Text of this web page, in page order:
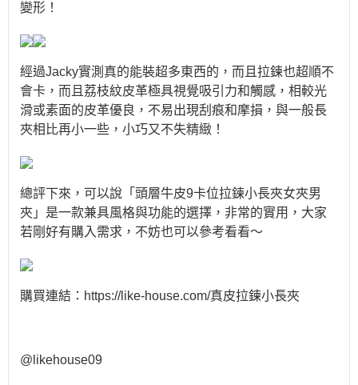
變形！
經過Jacky實測真的能裝超多東西的，而且拉鍊也超順不
會卡，而且荔枝紋皮革極具視覺吸引力和觸感，相較光
滑或素面的皮革優良，不易出現刮痕和摩損，與一般長
夾相比再小一些，小巧又不失精緻！
總評下來，可以說「頭層牛皮9卡位拉鍊小長夾女夾男
夾」是一款兼具風格與功能的選擇，非常的實用，大家
若剛好有購入需求，不妨也可以參考看看～
購買連結：https://like-house.com/真皮拉鍊小長夾
@likehouse09